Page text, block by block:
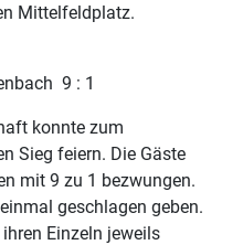
Mittelfeldplatz.
9 : 1
konnte zum
Sieg feiern. Die Gäste
mit 9 zu 1 bezwungen.
geschlagen geben.
Einzeln jeweils